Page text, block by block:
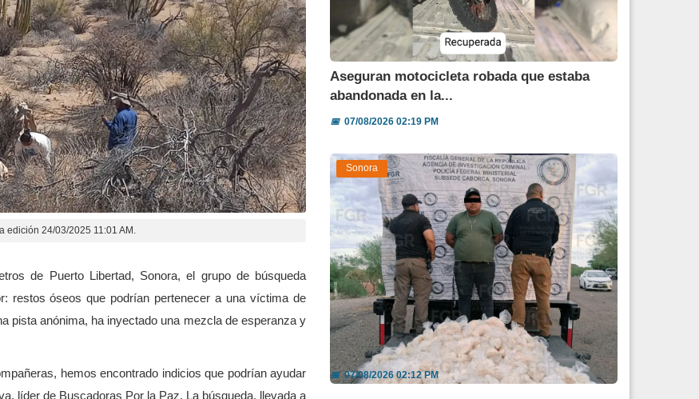
edición 24/03/2025 11:01 AM.
de Puerto Libertad, Sonora, el grupo de búsqueda
restos óseos que podrían pertenecer a una víctima de
pista anónima, ha inyectado una mezcla de esperanza y
hemos encontrado indicios que podrían ayudar
líder de Buscadoras Por la Paz. La búsqueda, llevada a
Aseguran motocicleta robada que estaba
abandonada en la...
📅07/08/2026 02:19 PM
Sonora
Aseguran casi 197 kilos de metanfetamina en
vehículo de...
📅07/08/2026 02:12 PM